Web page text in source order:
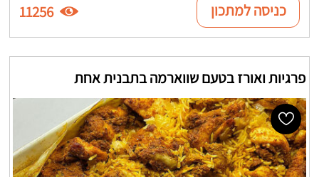
כניסה למתכון 11256
פרגיות ואורז בטעם שווארמה בתבנית אחת